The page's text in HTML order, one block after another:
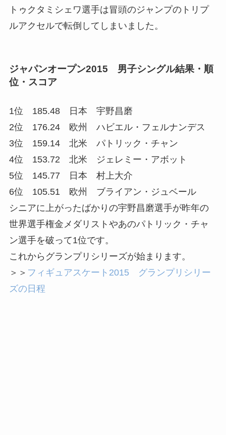
トゥクタミシェワ選手は冒頭のジャンプのトリプ
ルアクセルで転倒してしまいました。
ジャパンオープン2015 男子シングル結果・順
位・スコア
1位 185.48 日本 宇野昌磨
2位 176.24 欧州 ハビエル・フェルナンデス
3位 159.14 北米 パトリック・チャン
4位 153.72 北米 ジェレミー・アボット
5位 145.77 日本 村上大介
6位 105.51 欧州 ブライアン・ジュベール
シニアに上がったばかりの宇野昌磨選手が昨年の
世界選手権金メダリストやあのパトリック・チャ
ン選手を破って1位です。
これからグランプリシリーズが始まります。
＞＞ フィギュアスケート2015 グランプリシリー
ズの日程